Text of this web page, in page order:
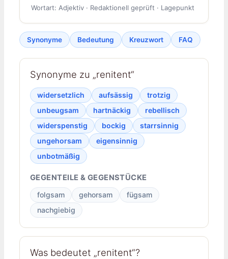
Wortart: Adjektiv · Redaktionell geprüft · Lagepunkt
Synonyme Bedeutung Kreuzwort FAQ
Synonyme zu „renitent“
widersetzlich aufsässig
trotzig
unbeugsam
hartnäckig
rebellisch
widerspenstig
bockig
starrsinnig
ungehorsam
eigensinnig
unbotmäßig
GEGENTEILE & GEGENSTÜCKE
folgsam gehorsam
fügsam
nachgiebig
Was bedeutet „renitent“?